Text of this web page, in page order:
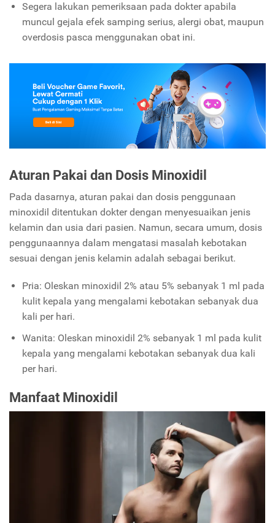
Segera lakukan pemeriksaan pada dokter apabila
muncul gejala efek samping serius, alergi obat, maupun
overdosis pasca menggunakan obat ini.
Aturan Pakai dan Dosis Minoxidil
Pada dasarnya, aturan pakai dan dosis penggunaan
minoxidil ditentukan dokter dengan menyesuaikan jenis
kelamin dan usia dari pasien. Namun, secara umum, dosis
penggunaannya dalam mengatasi masalah kebotakan
sesuai dengan jenis kelamin adalah sebagai berikut.
Pria: Oleskan minoxidil 2% atau 5% sebanyak 1 ml pada
kulit kepala yang mengalami kebotakan sebanyak dua
kali per hari.
Wanita: Oleskan minoxidil 2% sebanyak 1 ml pada kulit
kepala yang mengalami kebotakan sebanyak dua kali
per hari.
Manfaat Minoxidil